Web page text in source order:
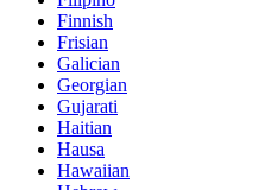
Finnish
Frisian
Galician
Georgian
Gujarati
Haitian
Hausa
Hawaiian